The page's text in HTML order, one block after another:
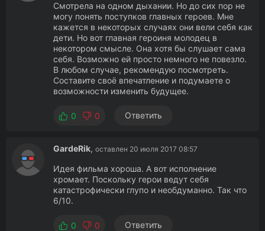
Смотрела на одном дыхании. Но до сих пор не
могу понять поступков главных героев. Мне
кажется в некоторых случаях они вели себя как
дети. Но вот главная героиня молодец в
некотором смысле. Она хотя бы слушает сама
себя. Возможно ей просто немного не повезло.
В любом случае, рекомендую посмотреть.
Составите своё впечатление и подумаете о
возможности изменить будущее.
0 0 Ответить
GardeRik, оставлен 20 июля 2017 08:57
Идея фильма хороша. А вот исполнение
хромает. Поскольку герои ведут себя
катастрофически глупо и необдуманно. Так что
6/10.
0 0 Ответить